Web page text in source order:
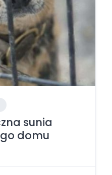
sunia
domu